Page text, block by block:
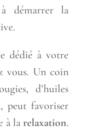
démarrer la
dédié à votre
vous. Un coin
d’huiles
peut favoriser
à larelaxation.